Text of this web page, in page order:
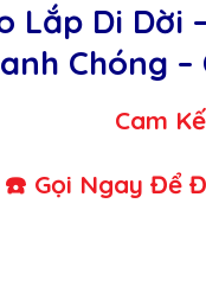
Lắp Di
Chóng –
Kết Chất
Để Được